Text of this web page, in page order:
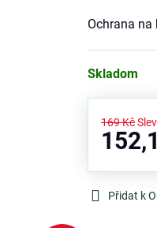
Ochrana
Skladom
169 Kč
Přidat k